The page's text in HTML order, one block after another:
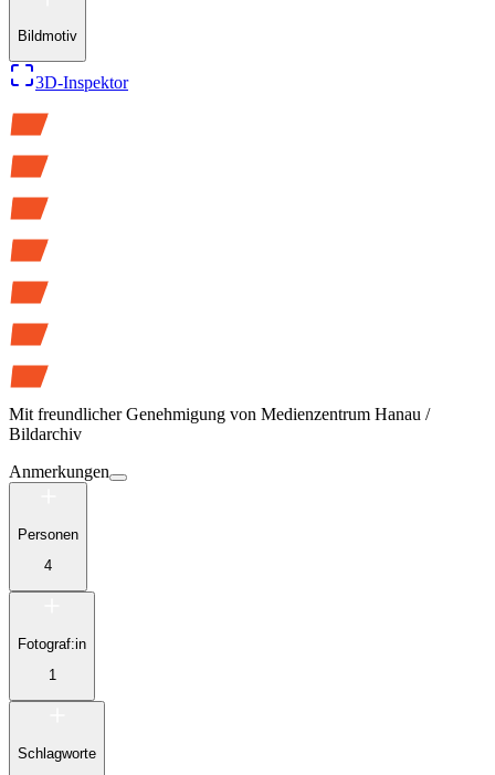
Bildmotiv
3D-Inspektor
Mit freundlicher Genehmigung von Medienzentrum Hanau /
Bildarchiv
Anmerkungen
Personen
4
Fotograf:in
1
Schlagworte